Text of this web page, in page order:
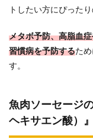
トしたい方にぴった
メタボ予防、高脂血
習慣病を予防するた
す。
魚肉ソーセージ
ヘキサエン酸）』